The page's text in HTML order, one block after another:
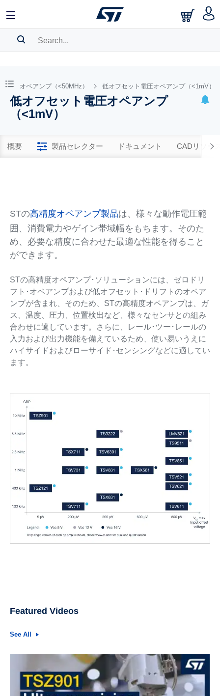
BOOKMARK
Please log into show your saved searches.
高精度オペアンプ（<50MHz） 低オフセット電圧オペアンプ（<1mV）
低オフセット電圧オペアンプ
（<1mV）
概要 製品セレクター ドキュメント CADリソー
STの高精度オペアンプ製品は、様々な動作電圧範
囲、消費電力やゲイン帯域幅をもちます。そのた
め、必要な精度に合わせた最適な性能を得ること
ができます。
STの高精度オペアンプ･ソリューションには、ゼロドリ
フト･オペアンプおよび低オフセット･ドリフトのオペア
ンプが含まれ、そのため、STの高精度オペアンプは、ガ
ス、温度、圧力、位置検出など、様々なセンサとの組み
合わせに適しています。さらに、レール･ツー･レールの
入力および出力機能を備えているため、使い易いうえに
ハイサイドおよびローサイド･センシングなどに適してい
ます。
Featured Videos
See All